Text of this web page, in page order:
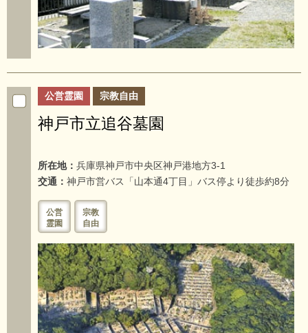
公営霊園 宗教自由
神戸市立追谷墓園
所在地： 兵庫県神戸市中央区神戸港地方3-1
交通： 神戸市営バス「山本通4丁目」バス停より徒歩約8分
公営
霊園
宗教
自由